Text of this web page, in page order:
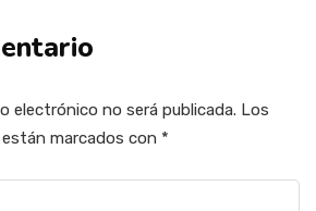
electrónico no será publicada. Los
marcados con *